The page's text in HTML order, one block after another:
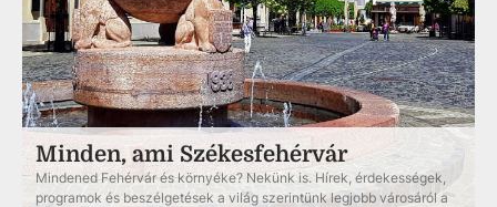
Minden, ami Székesfehérvár
Mindened Fehérvár és környéke? Nekünk is. Hírek, érdekességek,
programok és beszélgetések a világ szerintünk legjobb városáról a